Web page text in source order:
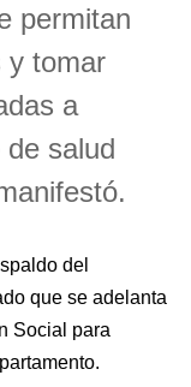
permitan
y tomar
a
salud
del
que se adelanta
Social para